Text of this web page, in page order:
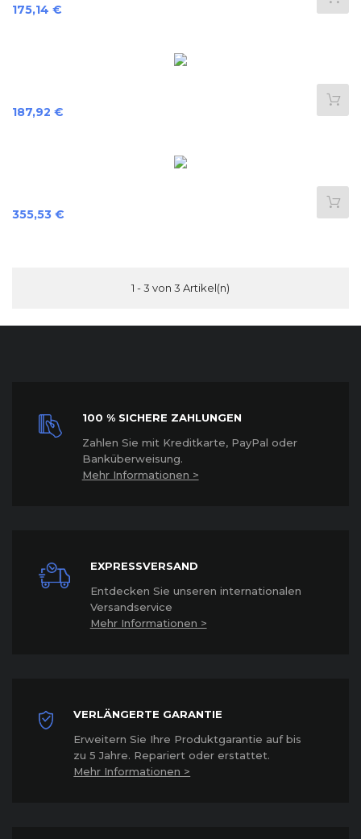
Preis
175,14 €
Preis
187,92 €
Preis
355,53 €
1 - 3 von 3 Artikel(n)
100 % SICHERE ZAHLUNGEN
Zahlen Sie mit Kreditkarte, PayPal oder
Banküberweisung.
Mehr Informationen >
EXPRESSVERSAND
Entdecken Sie unseren internationalen
Versandservice
Mehr Informationen >
VERLÄNGERTE GARANTIE
Erweitern Sie Ihre Produktgarantie auf bis
zu 5 Jahre. Repariert oder erstattet.
Mehr Informationen >